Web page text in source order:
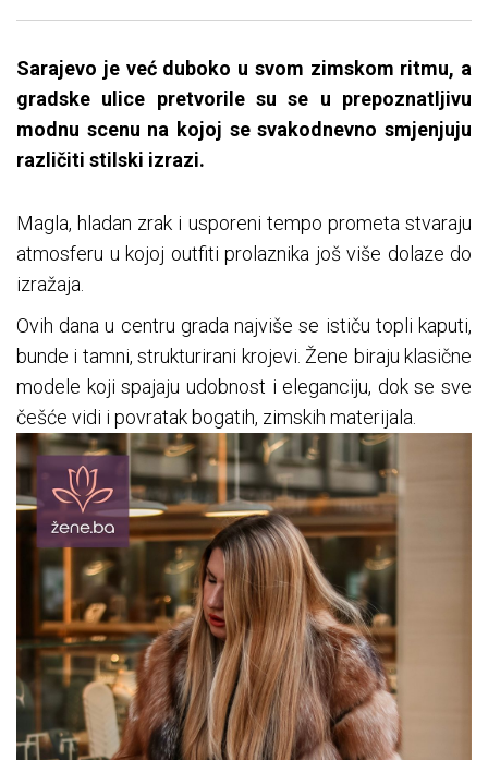
Sarajevo je već duboko u svom zimskom ritmu, a
gradske ulice pretvorile su se u prepoznatljivu
modnu scenu na kojoj se svakodnevno smjenjuju
različiti stilski izrazi.
Magla, hladan zrak i usporeni tempo prometa stvaraju
atmosferu u kojoj outfiti prolaznika još više dolaze do
izražaja.
Ovih dana u centru grada najviše se ističu topli kaputi,
bunde i tamni, strukturirani krojevi. Žene biraju klasične
modele koji spajaju udobnost i eleganciju, dok se sve
češće vidi i povratak bogatih, zimskih materijala.